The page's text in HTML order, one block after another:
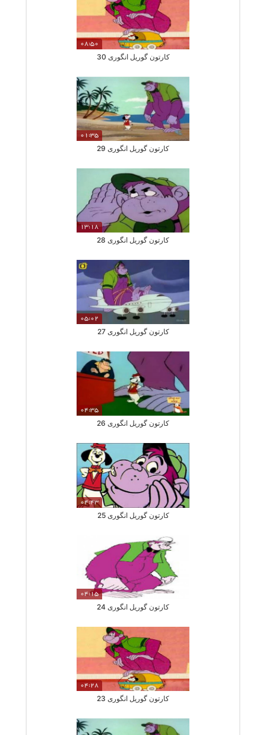
08:50
کارتون گوریل انگوری 30
01:35
کارتون گوریل انگوری 29
13:18
کارتون گوریل انگوری 28
05:02
کارتون گوریل انگوری 27
04:35
کارتون گوریل انگوری 26
04:43
کارتون گوریل انگوری 25
04:15
کارتون گوریل انگوری 24
04:28
کارتون گوریل انگوری 23